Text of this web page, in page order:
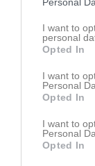
I want to
personal
Opted In
I want to
Personal
Opted In
I want to
Personal
Opted In
Varmt välkomna
Kommentera
Du